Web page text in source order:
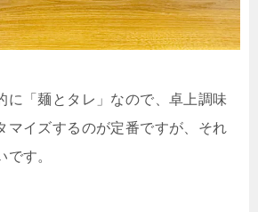
に「麺とタレ」なので、卓上調味
マイズするのが定番ですが、それ
す。